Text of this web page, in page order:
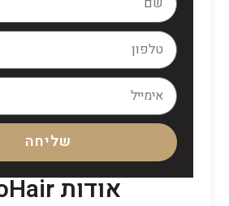
שליחה
אודות BioHair